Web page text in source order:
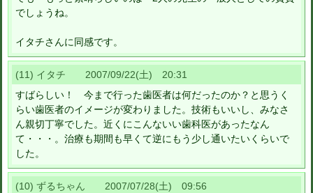
でしょうね。
イタチさんに同感です。
(11) イタチ 2007/09/22(土) 20:31
すばらしい！ 今まで行った歯医者は何だったのか？と思うく
らい歯医者のイメージが変わりました。技術もいいし、みなさ
ん親切丁寧でした。近くにこんないい歯科医があったなん
て・・・。治療も期間も早くて逆にもう少し通いたいくらいで
した。
(10) ずるちゃん 2007/07/28(土) 09:56